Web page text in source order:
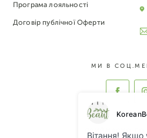
Програма лояльності
Договір публічної Оферти
МИ В
ПРИЙМАЄМО ДО